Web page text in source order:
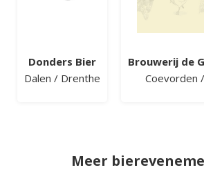
Donders Bier
Dalen / Drenthe
Brouwerij de
Coevorden /
Meer